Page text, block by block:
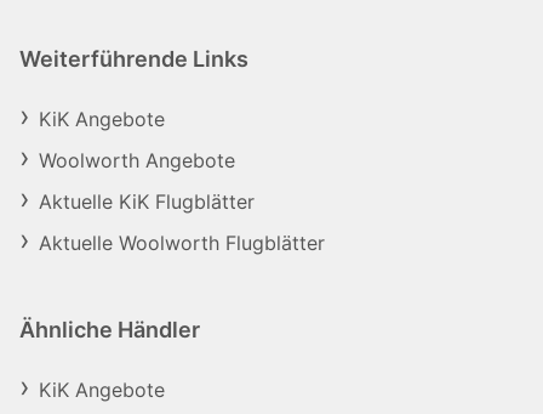
Weiterführende Links
KiK Angebote
Woolworth Angebote
Aktuelle KiK Flugblätter
Aktuelle Woolworth Flugblätter
Ähnliche Händler
KiK Angebote